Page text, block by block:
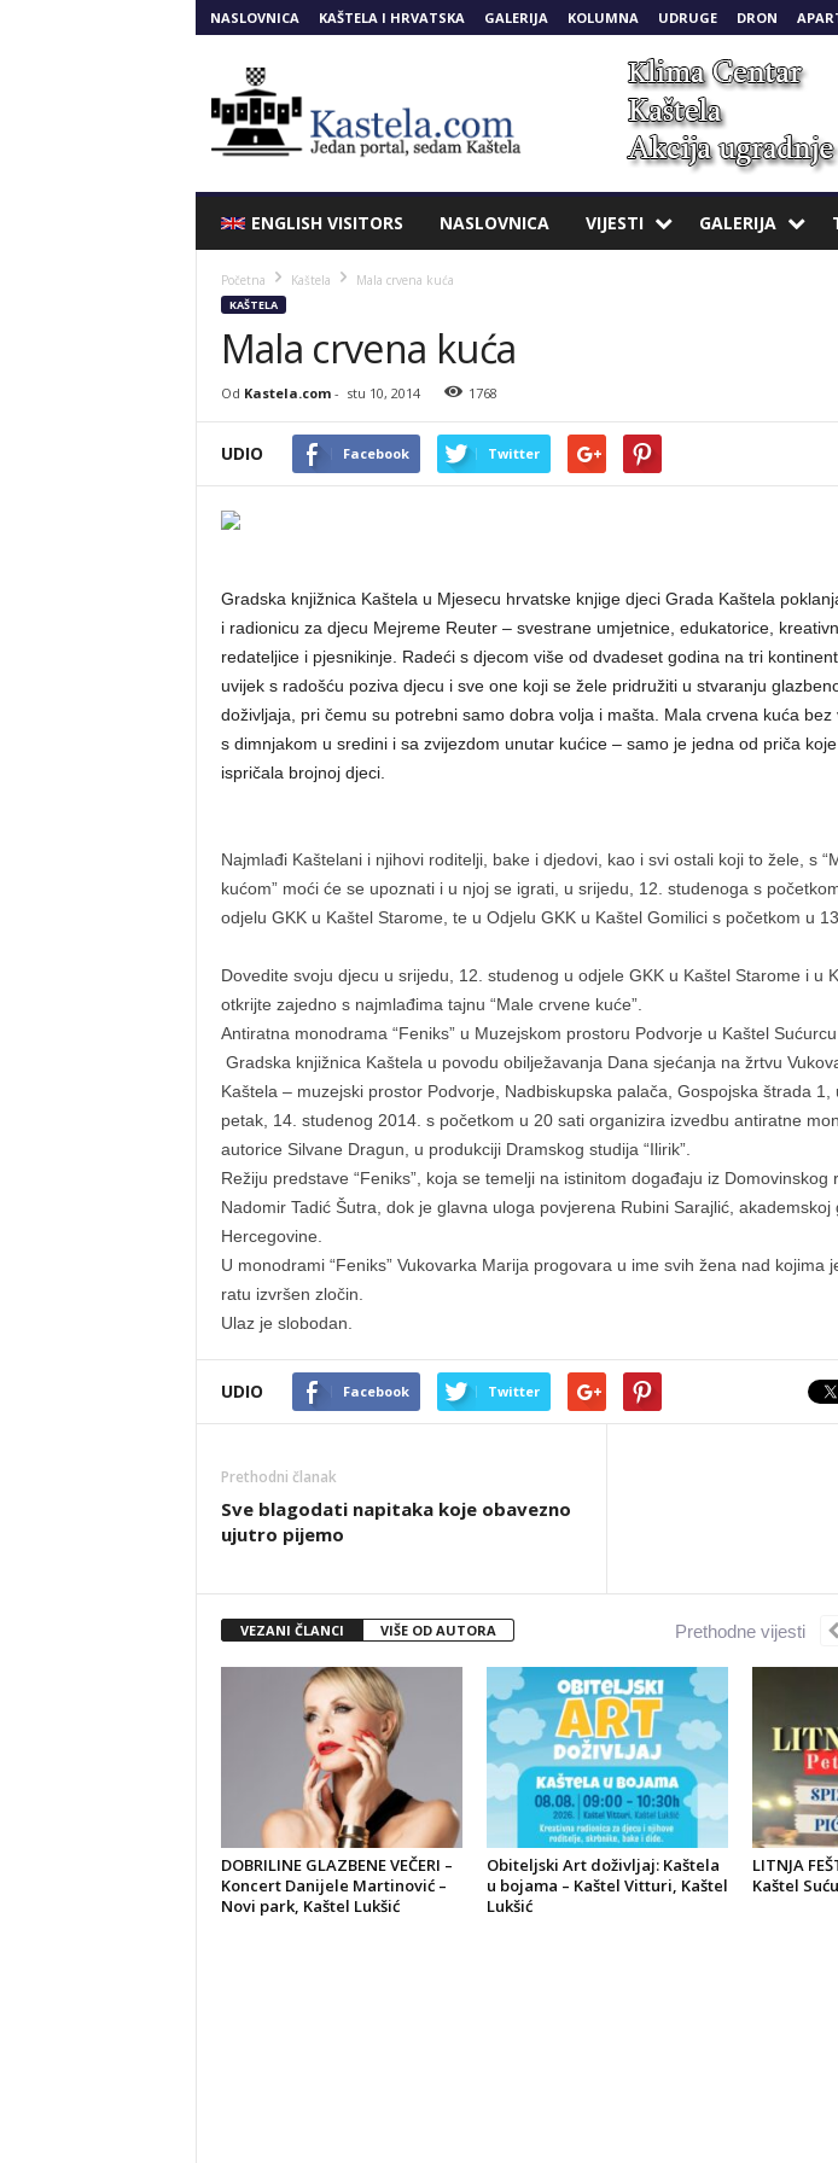
NASLOVNICA KAŠTELA I HRVATSKA GALERIJA KOLUMNA UDRUGE DRON
ENGLISH VISITORS NASLOVNICA VIJESTI GALERIJA
Početna Kaštela Mala crvena kuća
KAŠTELA
Mala crvena kuća
Od Kastela.com- stu 10, 2014 1768
UDIO Facebook Twitter
Gradska knjižnica Kaštela u Mjesecu hrvatske knjige djeci Grada Kaštela
i radionicu za djecu Mejreme Reuter – svestrane umjetnice, edukatorice,
redateljice i pjesnikinje. Radeći s djecom više od dvadeset godina na tri
uvijek s radošću poziva djecu i sve one koji se žele pridružiti u stvaranju
doživljaja, pri čemu su potrebni samo dobra volja i mašta. Mala crvena kuća bez
s dimnjakom u sredini i sa zvijezdom unutar kućice – samo je jedna od priča
ispričala brojnoj djeci.
Najmlađi Kaštelani i njihovi roditelji, bake i djedovi, kao i svi ostali koji to žele, s
kućom” moći će se upoznati i u njoj se igrati, u srijedu, 12. studenoga s
odjelu GKK u Kaštel Starome, te u Odjelu GKK u Kaštel Gomilici s početkom u
Dovedite svoju djecu u srijedu, 12. studenog u odjele GKK u Kaštel Starome i u
otkrijte zajedno s najmlađima tajnu “Male crvene kuće”.
Antiratna monodrama “Feniks” u Muzejskom prostoru Podvorje u Kaštel Sućurcu
Gradska knjižnica Kaštela u povodu obilježavanja Dana sjećanja na žrtvu
Kaštela – muzejski prostor Podvorje, Nadbiskupska palača, Gospojska štrada 1,
petak, 14. studenog 2014. s početkom u 20 sati organizira izvedbu antiratne
autorice Silvane Dragun, u produkciji Dramskog studija “Ilirik”.
Režiju predstave “Feniks”, koja se temelji na istinitom događaju iz Domovinskog
Nadomir Tadić Šutra, dok je glavna uloga povjerena Rubini Sarajlić, akademskoj
Hercegovine.
U monodrami “Feniks” Vukovarka Marija progovara u ime svih žena nad kojima
ratu izvršen zločin.
Ulaz je slobodan.
UDIO Facebook Twitter
Prethodni članak
Sve blagodati napitaka koje obavezno
ujutro pijemo
VEZANI ČLANCI VIŠE OD AUTORA
DOBRILINE GLAZBENE VEČERI –
Koncert Danijele Martinović –
Novi park, Kaštel Lukšić
Obiteljski Art doživljaj: Kaštela
u bojama – Kaštel Vitturi, Kaštel
Lukšić
LITNJA
Kaštel
Prethodne vijesti